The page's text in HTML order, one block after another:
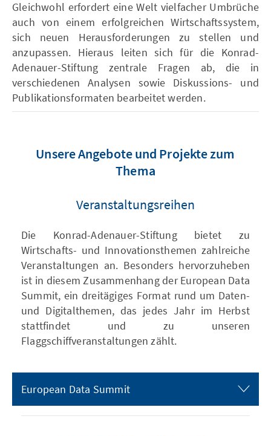
Gleichwohl erfordert eine Welt vielfacher Umbrüche
auch von einem erfolgreichen Wirtschaftssystem,
sich neuen Herausforderungen zu stellen und
anzupassen. Hieraus leiten sich für die Konrad-
Adenauer-Stiftung zentrale Fragen ab, die in
verschiedenen Analysen sowie Diskussions- und
Publikationsformaten bearbeitet werden.
Unsere Angebote und Projekte zum
Thema
Veranstaltungsreihen
Die Konrad-Adenauer-Stiftung bietet zu
Wirtschafts- und Innovationsthemen zahlreiche
Veranstaltungen an. Besonders hervorzuheben
ist in diesem Zusammenhang der European Data
Summit, ein dreitägiges Format rund um Daten-
und Digitalthemen, das jedes Jahr im Herbst
stattfindet und zu unseren
Flaggschiffveranstaltungen zählt.
European Data Summit